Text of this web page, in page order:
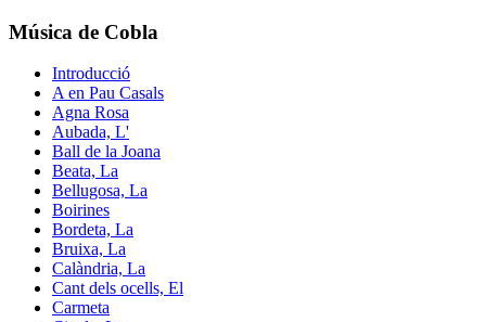
Música de Cobla
Introducció
A en Pau Casals
Agna Rosa
Aubada, L'
Ball de la Joana
Beata, La
Bellugosa, La
Boirines
Bordeta, La
Bruixa, La
Calàndria, La
Cant dels ocells, El
Carmeta